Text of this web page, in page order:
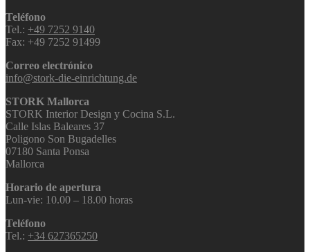
Teléfono
Tel.: +49 7252 9140
Fax: +49 7252 91499
Correo electrónico
info@stork-die-einrichtung.de
STORK Mallorca
STORK Interior Design y Cocina S.L.
Calle Islas Baleares 37
Poligono Son Bugadelles
07180 Santa Ponsa
Mallorca
Horario de apertura
Lun-vie: 10.00 – 18.00 horas
Teléfono
Tel.: +34 627365250